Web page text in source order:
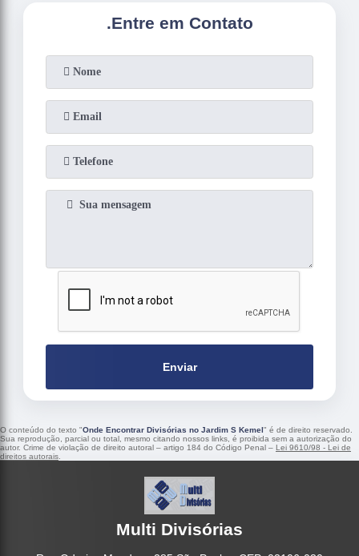
.Entre em Contato
Enviar
O conteúdo do texto "Onde Encontrar Divisórias no Jardim S Kemel" é de direito reservado.
Sua reprodução, parcial ou total, mesmo citando nossos links, é proibida sem a autorização do
autor. Crime de violação de direito autoral – artigo 184 do Código Penal – Lei 9610/98 - Lei de
direitos autorais
Multi Divisórias